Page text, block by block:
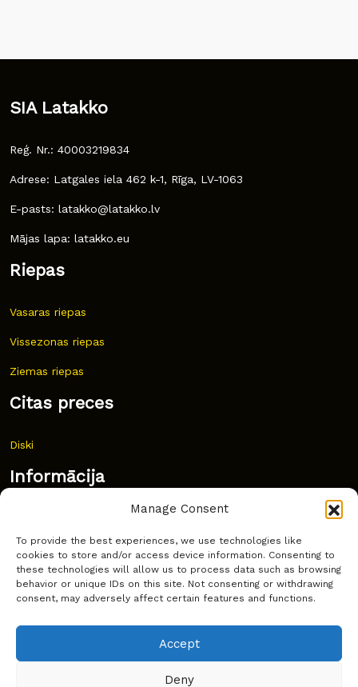
Manage Consent
To provide the best experiences, we use technologies like
cookies to store and/or access device information. Consenting to
these technologies will allow us to process data such as browsing
behavior or unique IDs on this site. Not consenting or withdrawing
consent, may adversely affect certain features and functions.
Accept
Deny
SIA Latakko
Reģ. Nr.: 40003219834
Adrese: Latgales iela 462 k-1, Rīga, LV-1063
E-pasts: latakko@latakko.lv
Mājas lapa: latakko.eu
Riepas
Vasaras riepas
Vissezonas riepas
Ziemas riepas
Citas preces
Diski
Informācija
Bieži uzdoti jautājumi
Kur pirkt?
Sīkdatņu politika